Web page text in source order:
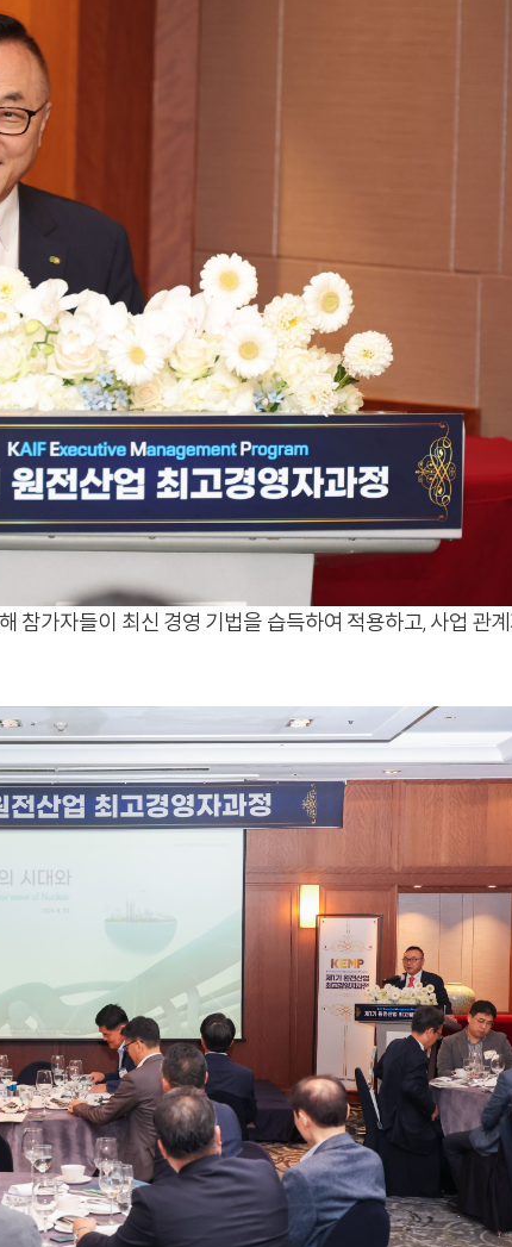
참가자들이 최신 경영 기법을 습득하여 적용하고, 사업 관